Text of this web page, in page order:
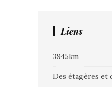
Liens
3945km
Des étagères et